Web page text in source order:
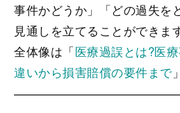
事件かどうか」「どの過失を
見通しを立てることができま
全体像は「医療過誤とは?医
違いから損害賠償の要件まで